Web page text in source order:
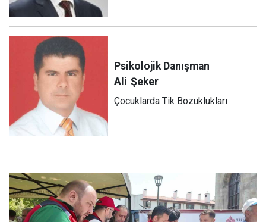
Psikolojik Danışman
Ali Şeker
Çocuklarda Tik Bozuklukları